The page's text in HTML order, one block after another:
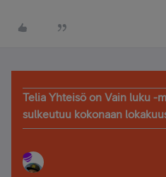
Telia Yhteisö on Vain luku -
sulkeutuu kokonaan